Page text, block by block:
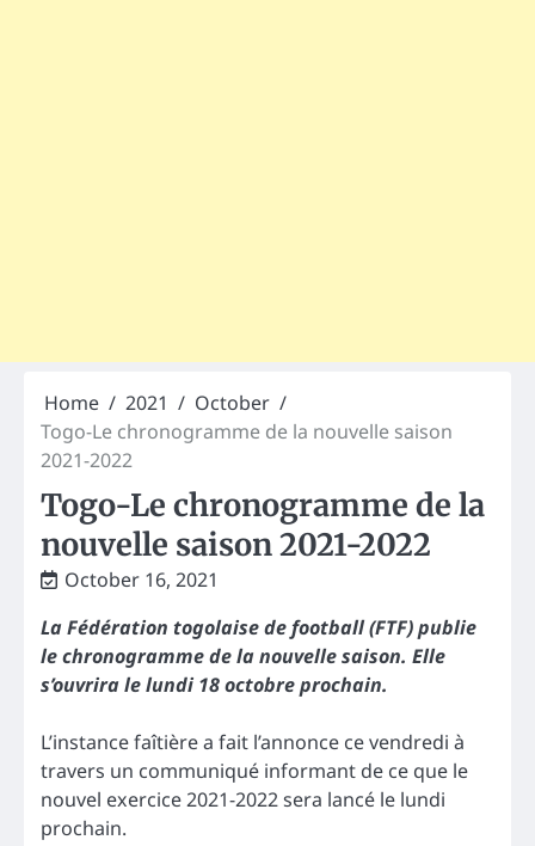
Home 2021
October
Togo-Le chronogramme de la nouvelle saison
2021-2022
Togo-Le chronogramme de la
nouvelle saison 2021-2022
October 16, 2021
La Fédération togolaise de football (FTF) publie
le chronogramme de la nouvelle saison. Elle
s’ouvrira le lundi 18 octobre prochain.
L’instance faîtière a fait l’annonce ce vendredi à
travers un communiqué informant de ce que le
nouvel exercice 2021-2022 sera lancé le lundi
prochain.